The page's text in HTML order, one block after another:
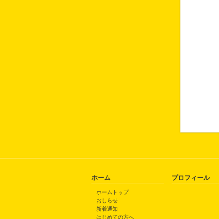
ホーム
ホームトップ
おしらせ
新着通知
はじめての方へ
プロフィール